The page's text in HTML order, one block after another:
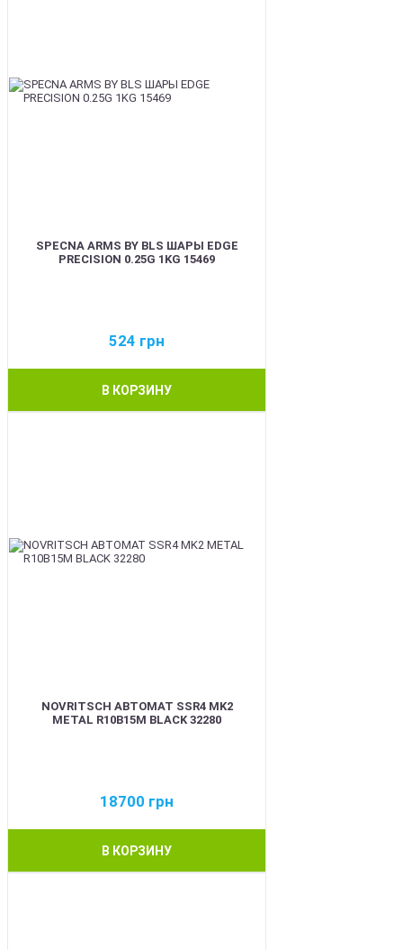
SPECNA ARMS BY BLS ШАРЫ EDGE
PRECISION 0.25G 1KG 15469
524 грн
В КОРЗИНУ
NOVRITSCH АВТОМАТ SSR4 MK2
METAL R10B15M BLACK 32280
18700 грн
В КОРЗИНУ